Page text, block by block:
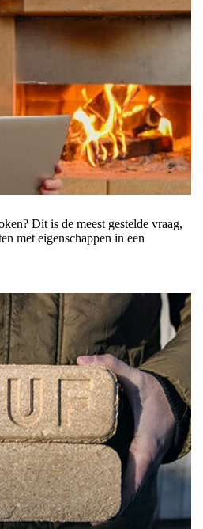
Dit is de meest gestelde vraag,
met eigenschappen in een